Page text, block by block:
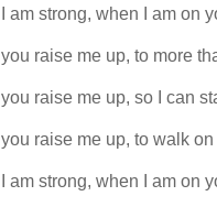
I am strong, when I am on
you raise me up, to more
you raise me up, so I can
you raise me up, to walk
I am strong, when I am on